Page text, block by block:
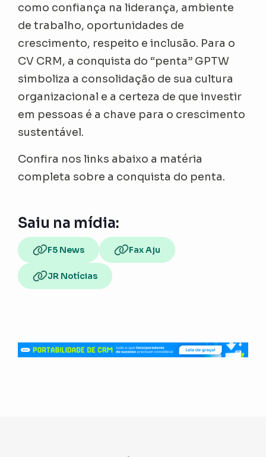
como confiança na liderança, ambiente
de trabalho, oportunidades de
crescimento, respeito e inclusão. Para o
CV CRM, a conquista do “penta” GPTW
simboliza a consolidação de sua cultura
organizacional e a certeza de que investir
em pessoas é a chave para o crescimento
sustentável.
Confira nos links abaixo a matéria
completa sobre a conquista do penta.
Saiu na mídia:
F5 News Fax Aju
JR Notícias